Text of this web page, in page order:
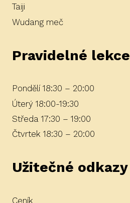
Taiji
Wudang meč
Pravidelné lekce
Pondělí 18:30 – 20:00
Úterý 18:00-19:30
Středa 17:30 – 19:00
Čtvrtek 18:30 – 20:00
Užitečné odkazy
Ceník